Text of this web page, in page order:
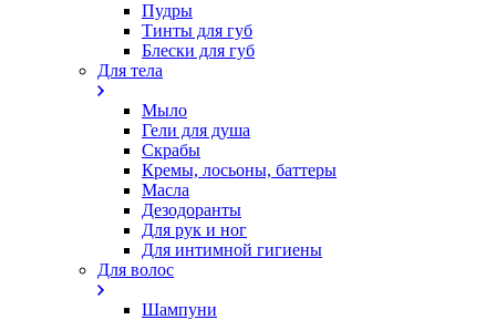
Пудры
Тинты для губ
Блески для губ
Для тела
Мыло
Гели для душа
Скрабы
Кремы, лосьоны, баттеры
Масла
Дезодоранты
Для рук и ног
Для интимной гигиены
Для волос
Шампуни